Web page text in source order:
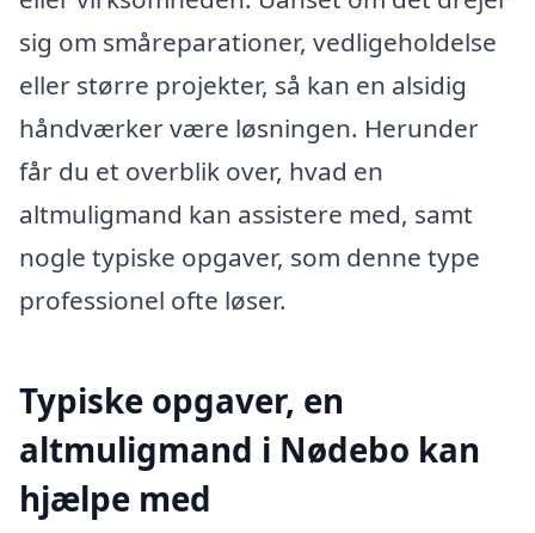
sig om småreparationer, vedligeholdelse
eller større projekter, så kan en alsidig
håndværker være løsningen. Herunder
får du et overblik over, hvad en
altmuligmand kan assistere med, samt
nogle typiske opgaver, som denne type
professionel ofte løser.
Typiske opgaver, en
altmuligmand i Nødebo kan
hjælpe med